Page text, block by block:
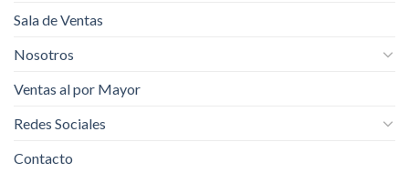
Sala de Ventas
Nosotros
Ventas al por Mayor
Redes Sociales
Contacto